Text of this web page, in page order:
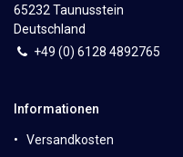
65232 Taunusstein
Deutschland
+49 (0) 6128 4892765
Informationen
Versandkosten